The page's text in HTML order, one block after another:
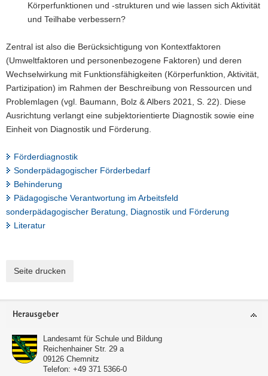
Körperfunktionen und -strukturen und wie lassen sich Aktivität
und Teilhabe verbessern?
Zentral ist also die Berücksichtigung von Kontextfaktoren
(Umweltfaktoren und personenbezogene Faktoren) und deren
Wechselwirkung mit Funktionsfähigkeiten (Körperfunktion, Aktivität,
Partizipation) im Rahmen der Beschreibung von Ressourcen und
Problemlagen (vgl. Baumann, Bolz & Albers 2021, S. 22). Diese
Ausrichtung verlangt eine subjektorientierte Diagnostik sowie eine
Einheit von Diagnostik und Förderung.
Förderdiagnostik
Sonderpädagogischer Förderbedarf
Behinderung
Pädagogische Verantwortung im Arbeitsfeld
sonderpädagogischer Beratung, Diagnostik und Förderung
Literatur
Seite drucken
Footer-
Herausgeber
Landesamt für Schule und Bildung
Reichenhainer Str. 29 a
09126 Chemnitz
Telefon: +49 371 5366-0